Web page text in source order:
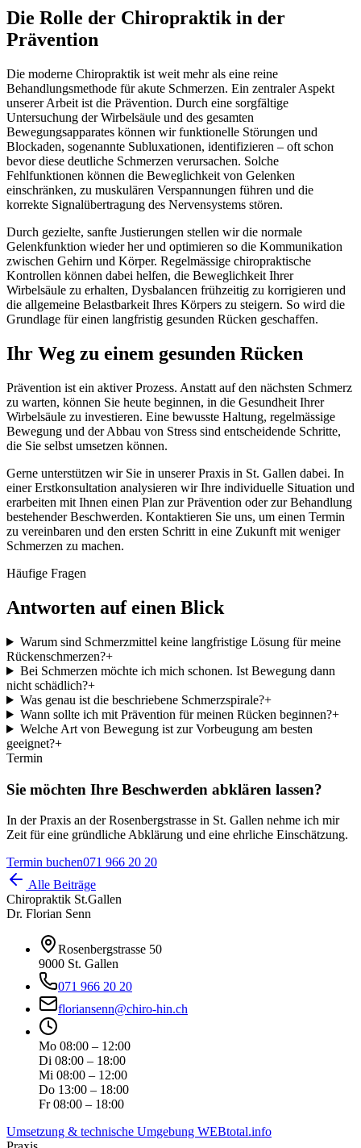
Die Rolle der Chiropraktik in der
Prävention
Die moderne Chiropraktik ist weit mehr als eine reine
Behandlungsmethode für akute Schmerzen. Ein zentraler Aspekt
unserer Arbeit ist die Prävention. Durch eine sorgfältige
Untersuchung der Wirbelsäule und des gesamten
Bewegungsapparates können wir funktionelle Störungen und
Blockaden, sogenannte Subluxationen, identifizieren – oft schon
bevor diese deutliche Schmerzen verursachen. Solche
Fehlfunktionen können die Beweglichkeit von Gelenken
einschränken, zu muskulären Verspannungen führen und die
korrekte Signalübertragung des Nervensystems stören.
Durch gezielte, sanfte Justierungen stellen wir die normale
Gelenkfunktion wieder her und optimieren so die Kommunikation
zwischen Gehirn und Körper. Regelmässige chiropraktische
Kontrollen können dabei helfen, die Beweglichkeit Ihrer
Wirbelsäule zu erhalten, Dysbalancen frühzeitig zu korrigieren und
die allgemeine Belastbarkeit Ihres Körpers zu steigern. So wird die
Grundlage für einen langfristig gesunden Rücken geschaffen.
Ihr Weg zu einem gesunden Rücken
Prävention ist ein aktiver Prozess. Anstatt auf den nächsten Schmerz
zu warten, können Sie heute beginnen, in die Gesundheit Ihrer
Wirbelsäule zu investieren. Eine bewusste Haltung, regelmässige
Bewegung und der Abbau von Stress sind entscheidende Schritte,
die Sie selbst umsetzen können.
Gerne unterstützen wir Sie in unserer Praxis in St. Gallen dabei. In
einer Erstkonsultation analysieren wir Ihre individuelle Situation und
erarbeiten mit Ihnen einen Plan zur Prävention oder zur Behandlung
bestehender Beschwerden. Kontaktieren Sie uns, um einen Termin
zu vereinbaren und den ersten Schritt in eine Zukunft mit weniger
Schmerzen zu machen.
Häufige Fragen
Antworten auf einen Blick
Warum sind Schmerzmittel keine langfristige Lösung für meine
Rückenschmerzen?+
Bei Schmerzen möchte ich mich schonen. Ist Bewegung dann
nicht schädlich?+
Was genau ist die beschriebene Schmerzspirale?+
Wann sollte ich mit Prävention für meinen Rücken beginnen?+
Welche Art von Bewegung ist zur Vorbeugung am besten
geeignet?+
Termin
Sie möchten Ihre Beschwerden abklären lassen?
In der Praxis an der Rosenbergstrasse in St. Gallen nehme ich mir
Zeit für eine gründliche Abklärung und eine ehrliche Einschätzung.
Termin buchen071 966 20 20
Alle Beiträge
Chiropraktik St.Gallen
Dr. Florian Senn
Rosenbergstrasse 50
9000 St. Gallen
071 966 20 20
floriansenn@chiro-hin.ch
Mo 08:00 – 12:00
Di 08:00 – 18:00
Mi 08:00 – 12:00
Do 13:00 – 18:00
Fr 08:00 – 18:00
Umsetzung & technische Umgebung WEBtotal.info